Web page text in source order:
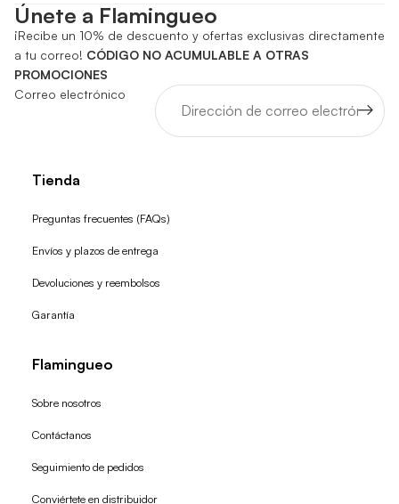
Únete a Flamingueo
¡Recibe un 10% de descuento y ofertas exclusivas directamente
a tu correo! CÓDIGO NO ACUMULABLE A OTRAS
PROMOCIONES
Correo electrónico
Tienda
Preguntas frecuentes (FAQs)
Envíos y plazos de entrega
Devoluciones y reembolsos
Garantía
Flamingueo
Sobre nosotros
Contáctanos
Seguimiento de pedidos
Conviértete en distribuidor